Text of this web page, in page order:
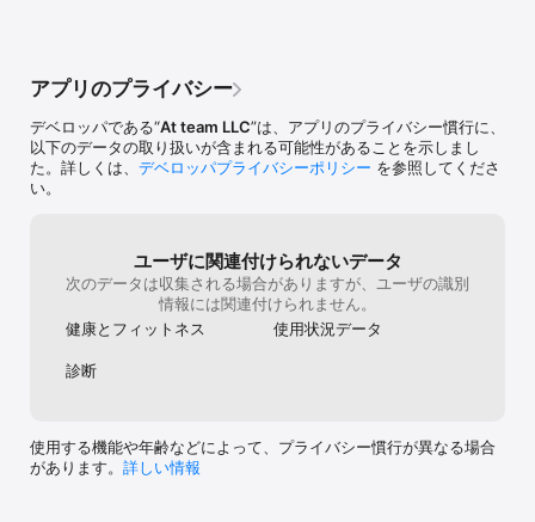
アプリのプライバシー
デベロッパである“At team LLC”は、アプリのプライバシー慣行に、
以下のデータの取り扱いが含まれる可能性があることを示しまし
た。詳しくは、 デベロッパプライバシーポリシー を参照してくださ
い。
ユーザに関連付けられないデータ
次のデータは収集される場合がありますが、ユーザの識別
情報には関連付けられません。
健康とフィットネス
使用状況データ
診断
使用する機能や年齢などによって、プライバシー慣行が異なる場合
があります。 詳しい情報